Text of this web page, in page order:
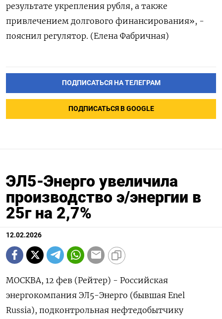
результате укрепления ​рубля, ⁠а также
‌привлечением ‌долгового финансирования», -
пояснил ​регулятор. (Елена ‌Фабричная)
ПОДПИСАТЬСЯ НА ТЕЛЕГРАМ
ПОДПИСАТЬСЯ В GOOGLE
ЭЛ5-Энерго увеличила
производство э/энергии в
25г на 2,7%
12.02.2026
МОСКВА, 12 фев (Рейтер) - Российская
энергокомпания ЭЛ5-Энерго (бывшая ‌Enel
Russia), подконтрольная нефтедобытчику